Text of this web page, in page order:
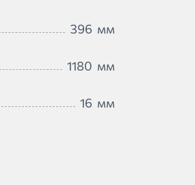
396 мм
1180 мм
16 мм